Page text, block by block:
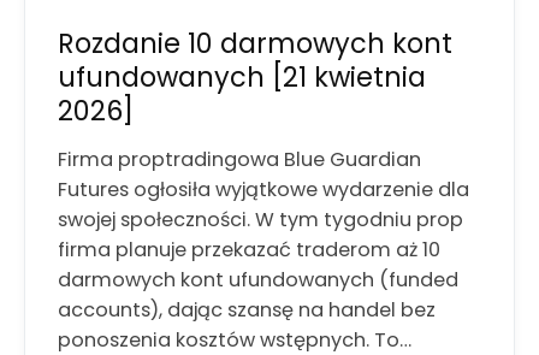
Rozdanie 10 darmowych kont
ufundowanych [21 kwietnia
2026]
Firma proptradingowa Blue Guardian
Futures ogłosiła wyjątkowe wydarzenie dla
swojej społeczności. W tym tygodniu prop
firma planuje przekazać traderom aż 10
darmowych kont ufundowanych (funded
accounts), dając szansę na handel bez
ponoszenia kosztów wstępnych. To…